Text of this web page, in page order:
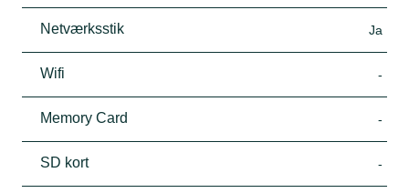
Netværksstik Ja
Wifi -
Memory Card -
SD kort -